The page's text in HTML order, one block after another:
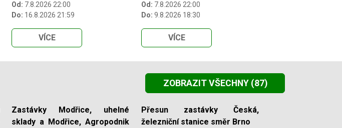
Od: 7.8.2026 22:00
Do: 16.8.2026 21:59
VÍCE
Od: 7.8.2026 22:00
Do: 9.8.2026 18:30
VÍCE
ZOBRAZIT VŠECHNY(87)
Zastávky Modřice, uhelné
sklady a Modřice, Agropodnik
Přesun zastávky Česká,
železniční stanice směr Brno